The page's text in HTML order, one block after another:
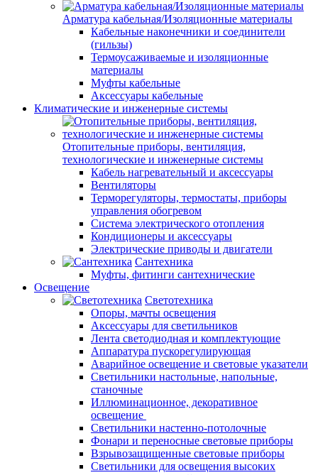
Арматура кабельная/Изоляционные материалы
Кабельные наконечники и соединители
(гильзы)
Термоусаживаемые и изоляционные
материалы
Муфты кабельные
Аксессуары кабельные
Климатические и инженерные системы
Отопительные приборы, вентиляция,
технологические и инженерные системы
Кабель нагревательный и аксессуары
Вентиляторы
Терморегуляторы, термостаты, приборы
управления обогревом
Система электрического отопления
Кондиционеры и аксессуары
Электрические приводы и двигатели
Сантехника
Муфты, фитинги сантехнические
Освещение
Светотехника
Опоры, мачты освещения
Аксессуары для светильников
Лента светодиодная и комплектующие
Аппаратура пускорегулирующая
Аварийное освещение и световые указатели
Светильники настольные, напольные,
станочные
Иллюминационное, декоративное
освещение
Светильники настенно-потолочные
Фонари и переносные световые приборы
Взрывозащищенные световые приборы
Светильники для освещения высоких